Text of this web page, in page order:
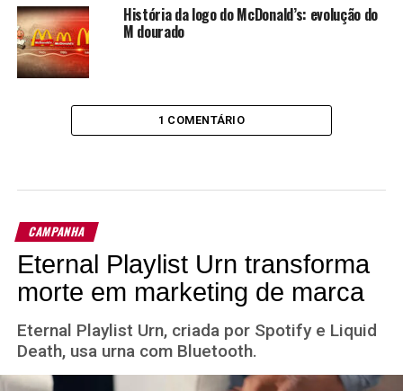
História da logo do McDonald’s: evolução do
M dourado
1 COMENTÁRIO
CAMPANHA
Eternal Playlist Urn transforma
morte em marketing de marca
Eternal Playlist Urn, criada por Spotify e Liquid
Death, usa urna com Bluetooth.